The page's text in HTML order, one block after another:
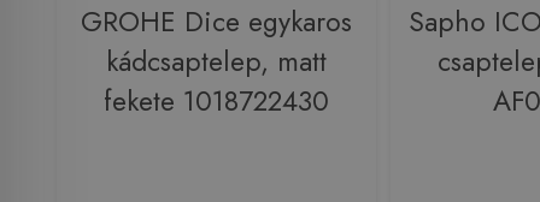
GROHE Dice egykaros
kádcsaptelep, matt
fekete 1018722430
Sapho